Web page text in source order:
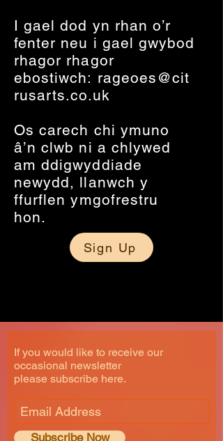
I gael dod yn rhan o’r
fenter neu i gael gwybod
rhagor rhagor
ebostiwch: rageoes@cit
rusarts.co.uk
Os carech chi ymuno
â’n clwb ni a chlywed
am ddigwyddiade
newydd, llanwch y
ffurflen ymgofrestru
hon.
Sign Up
If you would like to receive our
occasional newsletter
please subscribe here.
Subscribe Now